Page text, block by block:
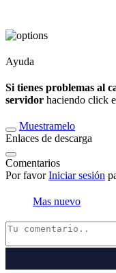
Ayuda
Si tienes problemas al
servidor haciendo click
Muestramelo
Enlaces de descarga
Comentarios
Por favorIniciar sesión
Mas nuevo